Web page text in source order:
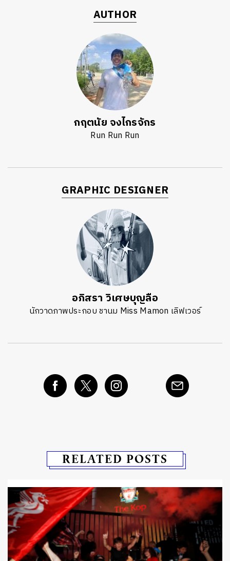
AUTHOR
กฤตนัย จงไกรจักร
Run Run Run
GRAPHIC DESIGNER
อภิสรา วิเศษบุญลือ
นักวาดภาพประกอบ ชานม Miss Mamon เลิฟเวอร์
RELATED POSTS